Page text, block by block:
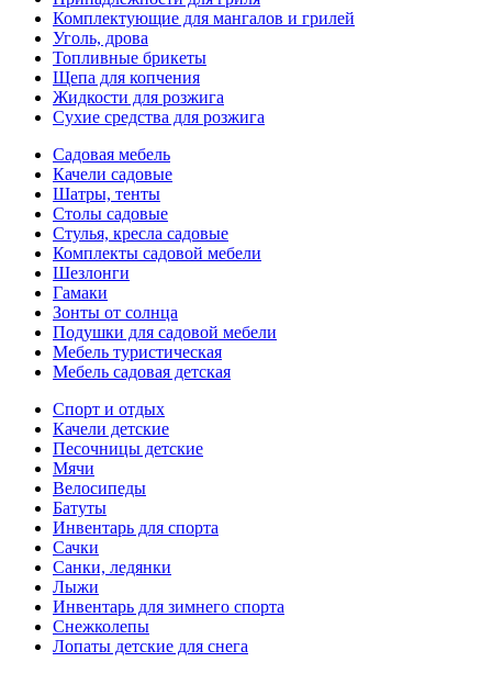
Комплектующие для мангалов и грилей
Уголь, дрова
Топливные брикеты
Щепа для копчения
Жидкости для розжига
Сухие средства для розжига
Садовая мебель
Качели садовые
Шатры, тенты
Столы садовые
Стулья, кресла садовые
Комплекты садовой мебели
Шезлонги
Гамаки
Зонты от солнца
Подушки для садовой мебели
Мебель туристическая
Мебель садовая детская
Спорт и отдых
Качели детские
Песочницы детские
Мячи
Велосипеды
Батуты
Инвентарь для спорта
Сачки
Санки, ледянки
Лыжи
Инвентарь для зимнего спорта
Снежколепы
Лопаты детские для снега